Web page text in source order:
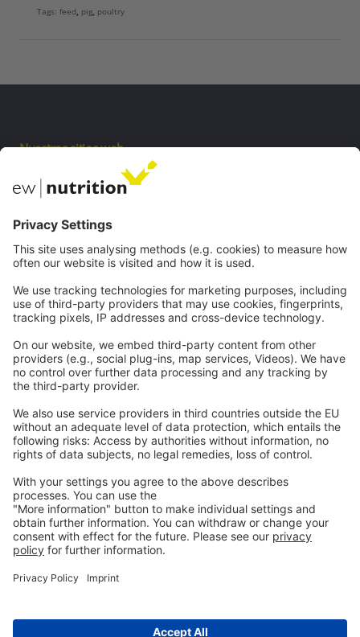
Tags:feed pig poultry
Nuestros sitios web
Private Label
Comunicaciones
Webinars
Contacto
Imprenta
política de privacidad
CGC
Contactacon nosotras
info@ew-nutrition.com